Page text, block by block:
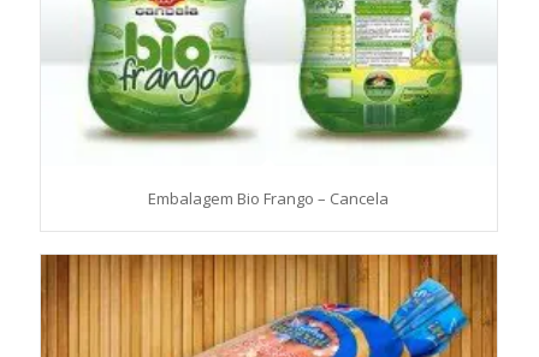
Embalagem Bio Frango – Cancela